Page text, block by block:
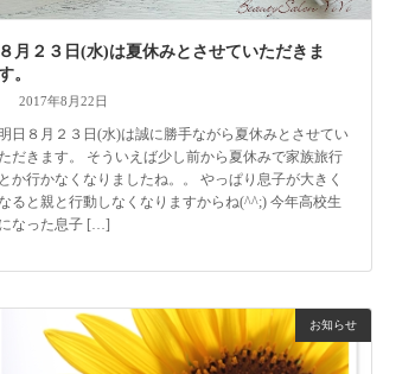
８月２３日(水)は夏休みとさせていただきま
。
2017年8月22日
日８月２３日(水)は誠に勝手ながら夏休みとさせてい
ただきます。 そういえば少し前から夏休みで家族旅行
とか行かなくなりましたね。。 やっぱり息子が大きく
なると親と行動しなくなりますからね(^^;) 今年高校生
になった息子 […]
お知らせ